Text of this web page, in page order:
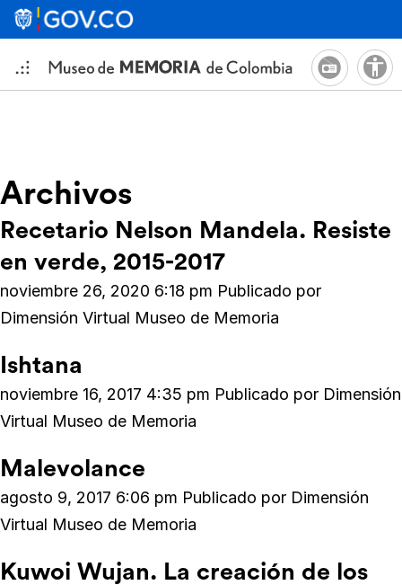
Archivos
Recetario Nelson Mandela. Resiste
en verde, 2015-2017
noviembre 26, 2020 6:18 pm Publicado por
Dimensión Virtual Museo de Memoria
Ishtana
noviembre 16, 2017 4:35 pm Publicado por Dimensión
Virtual Museo de Memoria
Malevolance
agosto 9, 2017 6:06 pm Publicado por Dimensión
Virtual Museo de Memoria
Kuwoi Wujan. La creación de los